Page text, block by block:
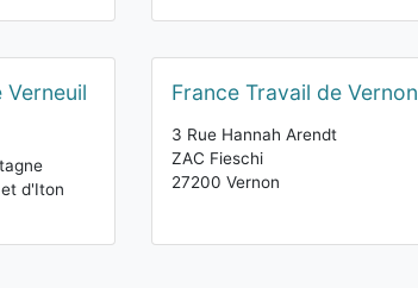
Verneuil
d'Iton
France Travail de Vernon
3 Rue Hannah Arendt
ZAC Fieschi
27200 Vernon